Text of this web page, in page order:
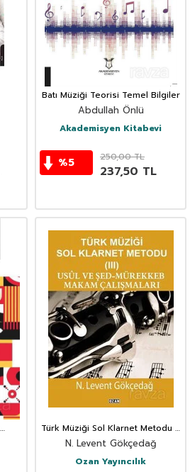
Batı Müziği Teorisi Temel Bilgiler
Abdullah Önlü
Akademisyen Kitabevi
%5 250,00TL
237,50 TL
Türk Müziği Sol Klarnet Metodu 3
Usul Ve Şed-Mürekkeb Makam
Çalışmaları
N. Levent Gökçedağ
Ozan Yayıncılık